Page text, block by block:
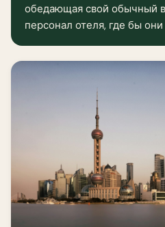
обедающая свой обычный
персонал отеля, где бы